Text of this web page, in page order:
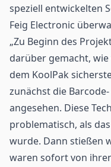
speziell entwickelten
Feig Electronic
„Zu Beginn des
darüber gemacht,
dem KoolPak
zunächst die
angesehen. Diese
problematisch, als
wurde. Dann stießen
waren sofort von